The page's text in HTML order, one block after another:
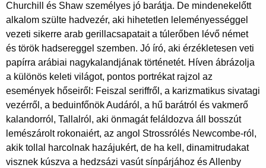
Churchill és Shaw személyes jó barátja. De mindenekelőtt
alkalom szülte hadvezér, aki hihetetlen leleményességgel
vezeti sikerre arab gerillacsapatait a túlerőben lévő német
és török hadsereggel szemben. Jó író, aki érzékletesen veti
papírra arábiai nagykalandjának történetét. Híven ábrázolja
a különös keleti világot, pontos portrékat rajzol az
események hőseiről: Feiszal seriffről, a karizmatikus sivatagi
vezérről, a beduinfőnök Audáról, a hű barátról és vakmerő
kalandorról, Tallalról, aki önmagát feláldozva áll bosszút
lemészárolt rokonaiért, az angol Strossrólés Newcombe-ról,
akik tollal harcolnak hazájukért, de ha kell, dinamitrudakat
visznek kúszva a hedzsázi vasút sínpárjához és Allenby